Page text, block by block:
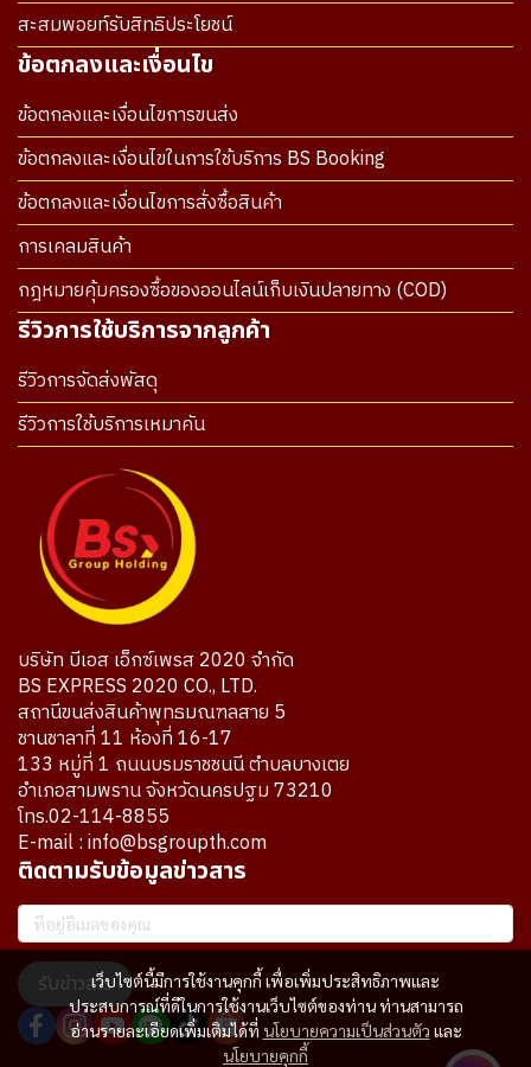
เว็บไซต์นี้มีการใช้งานคุกกี้ เพื่อเพิ่มประสิทธิภาพและ
ประสบการณ์ที่ดีในการใช้งานเว็บไซต์ของท่าน ท่านสามารถ
อ่านรายละเอียดเพิ่มเติมได้ที่ นโยบายความเป็นส่วนตัว และ
นโยบายคุกกี้
สะสมพอยท์รับสิทธิประโยชน์
ข้อตกลงและเงื่อนไข
ข้อตกลงและเงื่อนไขการขนส่ง
ข้อตกลงและเงื่อนไขในการใช้บริการ BS Booking
ข้อตกลงและเงื่อนไขการสั่งซื้อสินค้า
การเคลมสินค้า
กฎหมายคุ้มครองซื้อของออนไลน์เก็บเงินปลายทาง (COD)
รีวิวการใช้บริการจากลูกค้า
รีวิวการจัดส่งพัสดุ
รีวิวการใช้บริการเหมาคัน
บริษัท บีเอส เอ็กซ์เพรส 2020 จำกัด
BS EXPRESS 2020 CO., LTD.
สถานีขนส่งสินค้าพุทธมณฑลสาย 5
ชานชาลาที่ 11 ห้องที่ 16-17
133 หมู่ที่ 1 ถนนบรมราชชนนี ตำบลบางเตย
อำเภอสามพราน จังหวัดนครปฐม 73210
โทร.02-114-8855
E-mail : info@bsgroupth.com
ติดตามรับข้อมูลข่าวสาร
รับข่าวสาร